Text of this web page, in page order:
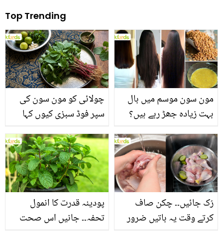
Top Trending
چولائی کو مون سون کی
سپر فوڈ سبزی کیوں کہا
منرلز اور اینٹی آکسیڈنٹس
سے بھرپور اس سبزی کے
فائدے
مون سون موسم میں بال
بہت زیادہ جھڑ رہے ہیں؟
بنانے کے چند قدرتی طریقے
پودینہ قدرت کا انمول
تحفہ۔۔ جانیں اس صحت
رُک جائیں۔۔ چکن صاف
کرتے وقت یہ باتیں ضرور